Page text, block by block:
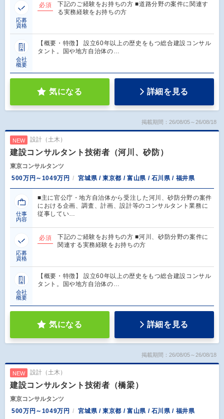
応募
資格
必須
下記のご経験をお持ちの方 ■道路分野の案件に関連す
る実務経験をお持ちの方
会社
概要
【概要・特徴】 設立60年以上の歴史をもつ総合建設コンサル
タント。国や地方自治体の…
気になる 詳細を見る
掲載期間：26/08/05～26/08/18
NEW 設計（土木）
建設コンサルタント技術者（河川、砂防）
東京コンサルタンツ
500万円～1049万円
宮城県 / 東京都 / 富山県 / 石川県 / 福井県
仕事
内容
■主に官公庁・地方自治体から受注した河川、砂防分野の案件
における企画、調査、計画、設計等のコンサルタント業務に
従事してい…
応募
資格
必須
下記のご経験をお持ちの方 ■河川、砂防分野の案件に
関連する実務経験をお持ちの方
会社
概要
【概要・特徴】 設立60年以上の歴史をもつ総合建設コンサル
タント。国や地方自治体の…
気になる 詳細を見る
掲載期間：26/08/05～26/08/18
NEW 設計（土木）
建設コンサルタント技術者（橋梁）
東京コンサルタンツ
500万円～1049万円
宮城県 / 東京都 / 富山県 / 石川県 / 福井県